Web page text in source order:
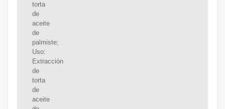
torta
de
aceite
de
palmiste;
Uso:
Extracción
de
torta
de
aceite